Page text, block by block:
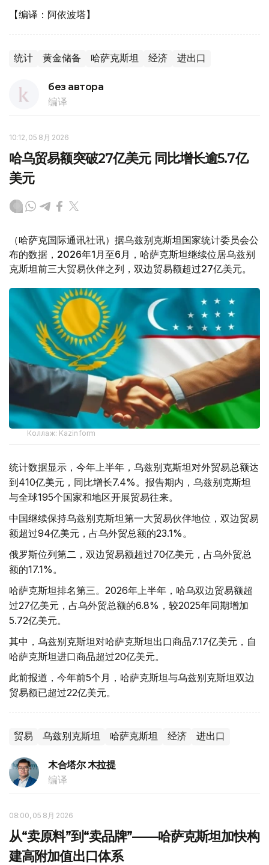
【编译：阿依波塔】
统计 黄金储备 哈萨克斯坦 经济 进出口
без автора
编译
10:12, 05 8月 2026
哈乌贸易额突破27亿美元 同比增长逾5.7亿
美元
（哈萨克国际通讯社讯）据乌兹别克斯坦国家统计委员会公
布的数据，2026年1月至6月，哈萨克斯坦继续位居乌兹别
克斯坦前三大贸易伙伴之列，双边贸易额超过27亿美元。
Коллаж: Kazinform
统计数据显示，今年上半年，乌兹别克斯坦对外贸易总额达
到410亿美元，同比增长7.4%。报告期内，乌兹别克斯坦
与全球195个国家和地区开展贸易往来。
中国继续保持乌兹别克斯坦第一大贸易伙伴地位，双边贸易
额超过94亿美元，占乌外贸总额的23.1%。
俄罗斯位列第二，双边贸易额超过70亿美元，占乌外贸总
额的17.1%。
哈萨克斯坦排名第三。2026年上半年，哈乌双边贸易额超
过27亿美元，占乌外贸总额的6.8%，较2025年同期增加
5.72亿美元。
其中，乌兹别克斯坦对哈萨克斯坦出口商品7.17亿美元，自
哈萨克斯坦进口商品超过20亿美元。
此前报道，今年前5个月，哈萨克斯坦与乌兹别克斯坦双边
贸易额已超过22亿美元。
贸易 乌兹别克斯坦 哈萨克斯坦 经济 进出口
木合塔尔 木拉提
编译
08:00, 05 8月 2026
从“卖原料”到“卖品牌”——哈萨克斯坦加快构
建高附加值出口体系